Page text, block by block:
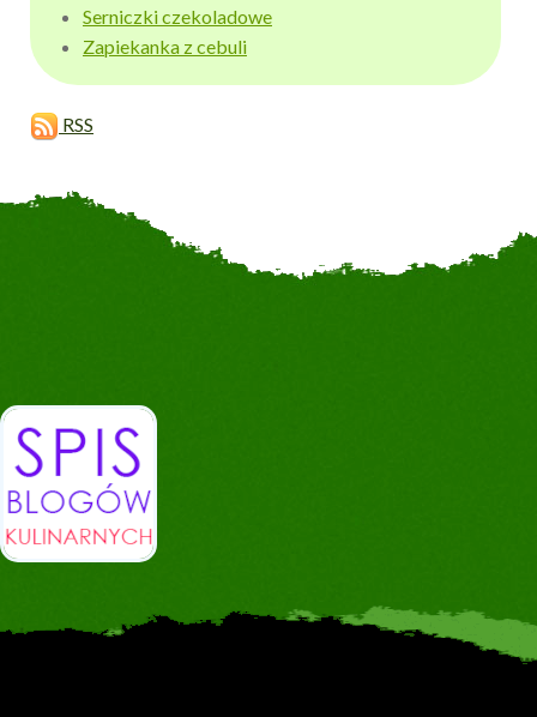
Serniczki czekoladowe
Zapiekanka z cebuli
RSS